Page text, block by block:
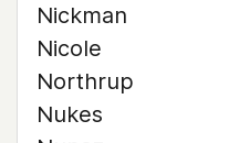
Nickman
Nicole
Northrup
Nukes